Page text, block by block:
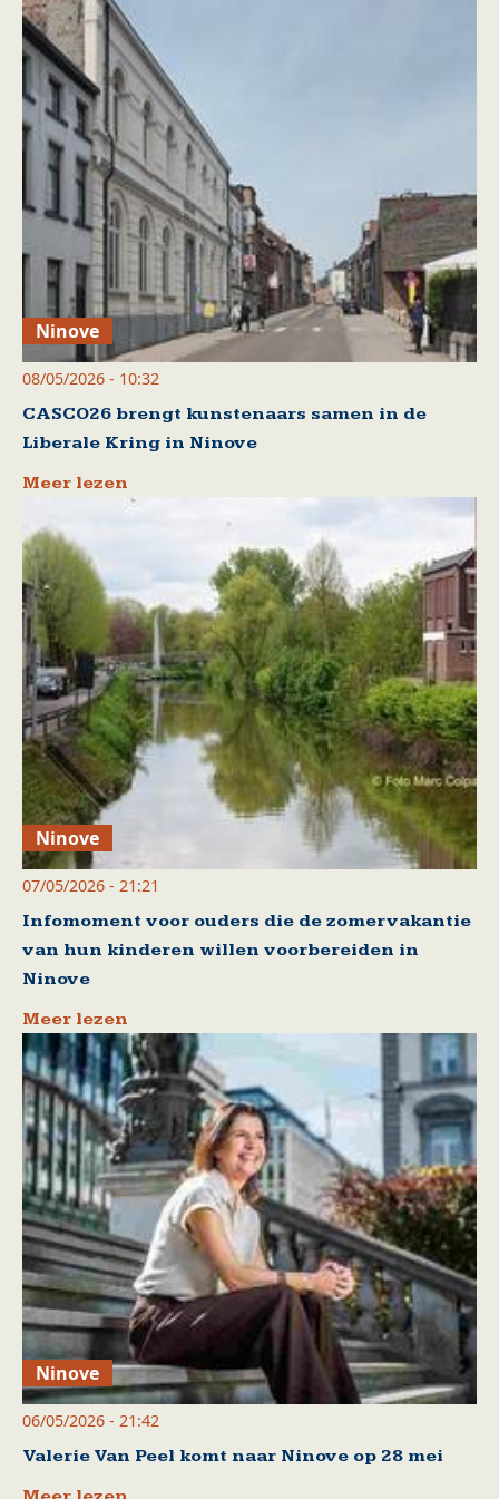
Ninove
08/05/2026 - 10:32
CASCO26 brengt kunstenaars samen in de
Liberale Kring in Ninove
Meer lezen
Ninove
07/05/2026 - 21:21
Infomoment voor ouders die de zomervakantie
van hun kinderen willen voorbereiden in
Ninove
Meer lezen
Ninove
06/05/2026 - 21:42
Valerie Van Peel komt naar Ninove op 28 mei